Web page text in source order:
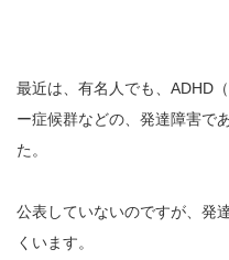
最近は、有名人でも、ADHD
ー症候群などの、発達障害で
た。
公表していないのですが、発
くいます。